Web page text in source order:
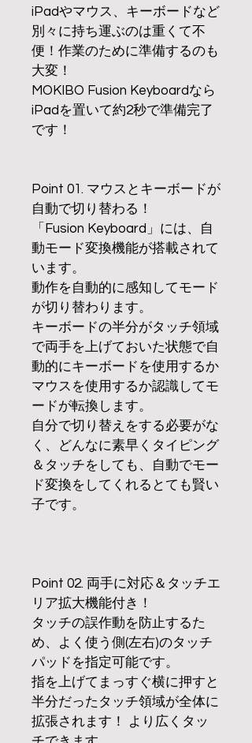
iPadやマウス、キーボードなど
別々に持ち運ぶのは重くて不
便！作業のために準備するのも
大変！
MOKIBO Fusion Keyboardなら
iPadを置いて約2秒で準備完了
です！
Point 01. マウスとキーボードが
自動で切り替わる！
「Fusion Keyboard」には、自
動モード変換機能が搭載されて
います。
動作を自動的に感知してモード
が切り替わります。
キーボードの半分がタッチ領域
で両手を上げておいた状態で自
動的にキーボードを使用するか
マウスを使用するか認識してモ
ードが転換します。
自分で切り替えをする必要がな
く、どんなに素早くタイピング
＆タッチをしても、自動でモー
ド変換をしてくれるとても賢い
子です。
Point 02. 両手に対応＆タッチエ
リア拡大機能付き！
タッチの誤作動を防止するた
め、よく使う側(左右)のタッチ
パッドを指定可能です。
指を上げてまっすぐ横に押すと
半分だったタッチ領域が全体に
拡張されます！ より広くタッ